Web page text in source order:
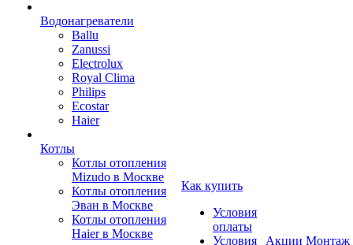
Водонагреватели
Ballu
Zanussi
Electrolux
Royal Clima
Philips
Ecostar
Haier
Котлы
Котлы отопления
Mizudo в Москве
Котлы отопления
Эван в Москве
Котлы отопления
Haier в Москве
Как купить
Условия
оплаты
Условия
Акции Монтаж